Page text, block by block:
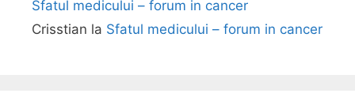
Sfatul medicului – forum in cancer
Crisstian la Sfatul medicului – forum in cancer